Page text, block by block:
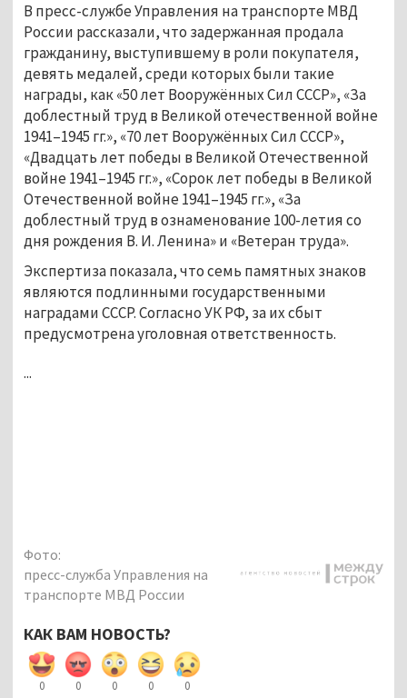
В пресс-службе Управления на транспорте МВД
России рассказали, что задержанная продала
гражданину, выступившему в роли покупателя,
девять медалей, среди которых были такие
награды, как «50 лет Вооружённых Сил СССР», «За
доблестный труд в Великой отечественной войне
1941–1945 гг.», «70 лет Вооружённых Сил СССР»,
«Двадцать лет победы в Великой Отечественной
войне 1941–1945 гг.», «Сорок лет победы в Великой
Отечественной войне 1941–1945 гг.», «За
доблестный труд в ознаменование 100-летия со
дня рождения В. И. Ленина» и «Ветеран труда».
Экспертиза показала, что семь памятных знаков
являются подлинными государственными
наградами СССР. Согласно УК РФ, за их сбыт
предусмотрена уголовная ответственность.
...
Фото:
пресс-служба Управления на
транспорте МВД России
КАК ВАМ НОВОСТЬ?
0 0 0 0 0